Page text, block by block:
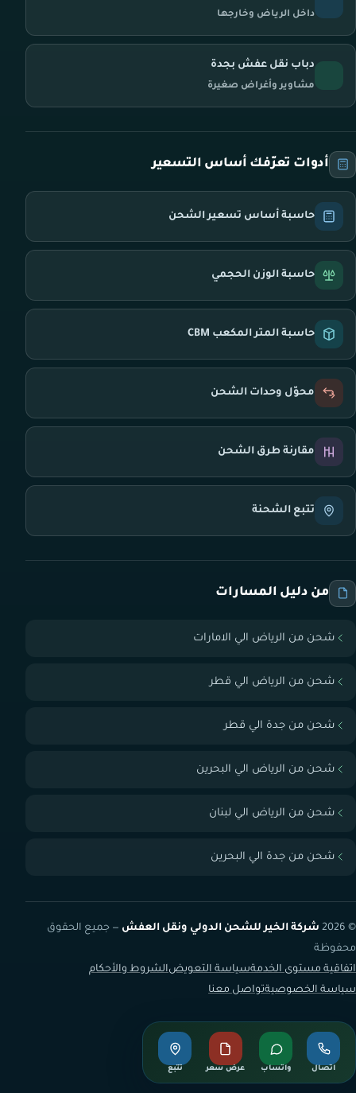
داخل الرياض وخارجها
دباب نقل عفش بجدة
مشاوير وأغراض صغيرة
أدوات تعرّفك أساس التسعير
حاسبة أساس تسعير الشحن
حاسبة الوزن الحجمي
حاسبة المتر المكعب CBM
محوّل وحدات الشحن
مقارنة طرق الشحن
تتبع الشحنة
من دليل المسارات
شحن من الرياض الي الامارات
شحن من الرياض الي قطر
شحن من جدة الي قطر
شحن من الرياض الي البحرين
شحن من الرياض الي لبنان
شحن من جدة الي البحرين
© 2026 شركة الخير للشحن الدولي ونقل العفش — جميع الحقوق
محفوظة
اتفاقية مستوى الخدمةسياسة التعويضالشروط والأحكام
سياسة الخصوصيةتواصل معنا
اتصال واتساب عرض سعر تتبع